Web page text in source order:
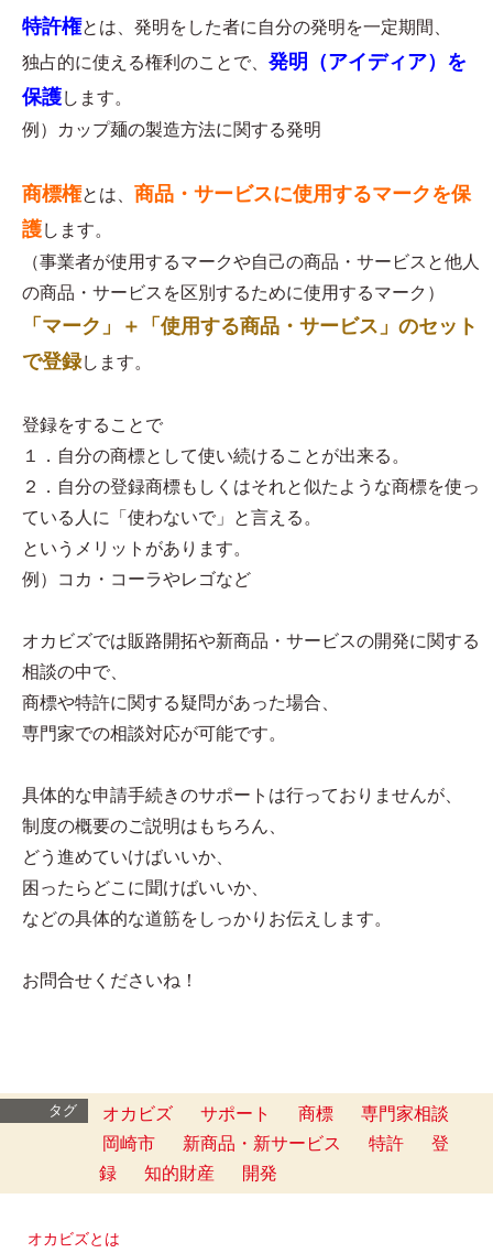
特許権とは、発明をした者に自分の発明を一定期間、
独占的に使える権利のことで、 発明（アイディア）を
保護します。
例）カップ麺の製造方法に関する発明
商標権とは、 商品・サービスに使用するマークを保
護します。
（事業者が使用するマークや自己の商品・サービスと他人
の商品・サービスを区別するために使用するマーク）
「マーク」＋「使用する商品・サービス」のセット
で登録します。
登録をすることで
１．自分の商標として使い続けることが出来る。
２．自分の登録商標もしくはそれと似たような商標を使っ
ている人に「使わないで」と言える。
というメリットがあります。
例）コカ・コーラやレゴなど
オカビズでは販路開拓や新商品・サービスの開発に関する
相談の中で、
商標や特許に関する疑問があった場合、
専門家での相談対応が可能です。
具体的な申請手続きのサポートは行っておりませんが、
制度の概要のご説明はもちろん、
どう進めていけばいいか、
困ったらどこに聞けばいいか、
などの具体的な道筋をしっかりお伝えします。
お問合せくださいね！
タグ オカビズ サポート 商標
専門家相談
岡崎市
新商品・新サービス 特許
登
録
知的財産 開発
オカビズとは